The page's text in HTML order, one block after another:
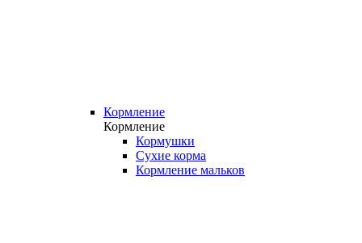
Кормление
Кормление
Кормушки
Сухие корма
Кормление мальков